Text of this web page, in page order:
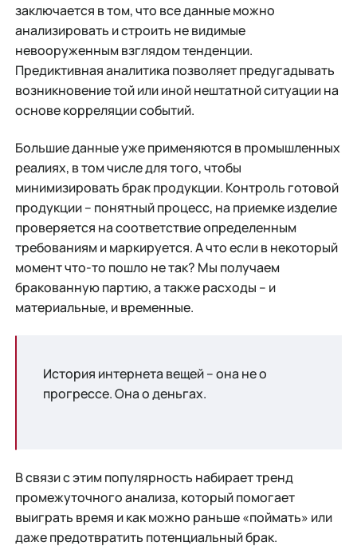
заключается в том, что все данные можно
анализировать и строить не видимые
невооруженным взглядом тенденции.
Предиктивная аналитика позволяет предугадывать
возникновение той или иной нештатной ситуации на
основе корреляции событий.
Большие данные уже применяются в промышленных
реалиях, в том числе для того, чтобы
минимизировать брак продукции. Контроль готовой
продукции – понятный процесс, на приемке изделие
проверяется на соответствие определенным
требованиям и маркируется. А что если в некоторый
момент что-то пошло не так? Мы получаем
бракованную партию, а также расходы – и
материальные, и временные.
История интернета вещей – она не о
прогрессе. Она о деньгах.
В связи с этим популярность набирает тренд
промежуточного анализа, который помогает
выиграть время и как можно раньше «поймать» или
даже предотвратить потенциальный брак.